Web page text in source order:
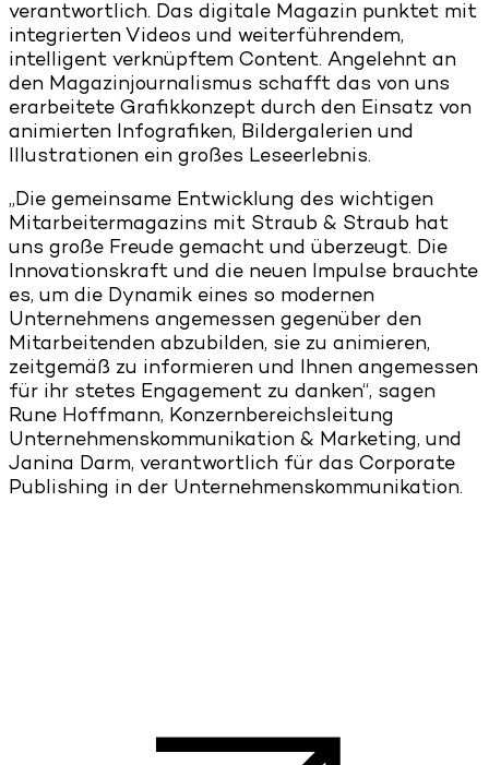
verantwortlich. Das digitale Magazin punktet mit
integrierten Videos und weiterführendem,
intelligent verknüpftem Content. Angelehnt an
den Magazinjournalismus schafft das von uns
erarbeitete Grafikkonzept durch den Einsatz von
animierten Infografiken, Bildergalerien und
Illustrationen ein großes Leseerlebnis.
„Die gemeinsame Entwicklung des wichtigen
Mitarbeitermagazins mit Straub & Straub hat
uns große Freude gemacht und überzeugt. Die
Innovationskraft und die neuen Impulse brauchte
es, um die Dynamik eines so modernen
Unternehmens angemessen gegenüber den
Mitarbeitenden abzubilden, sie zu animieren,
zeitgemäß zu informieren und Ihnen angemessen
für ihr stetes Engagement zu danken“, sagen
Rune Hoffmann, Konzernbereichsleitung
Unternehmenskommunikation & Marketing, und
Janina Darm, verantwortlich für das Corporate
Publishing in der Unternehmenskommunikation.